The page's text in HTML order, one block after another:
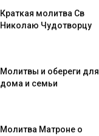
Краткая молитва Св
Николаю Чудотворцу
Молитвы и обереги для
дома и семьи
Молитва Матроне о